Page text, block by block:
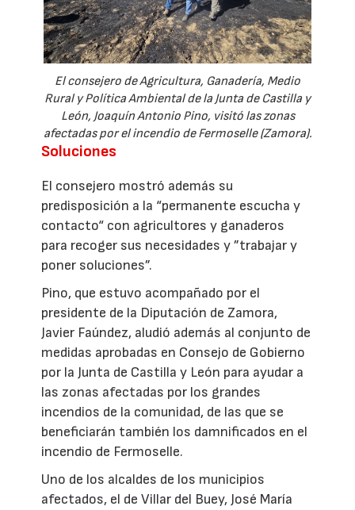
El consejero de Agricultura, Ganadería, Medio
Rural y Política Ambiental de la Junta de Castilla y
León, Joaquín Antonio Pino, visitó las zonas
afectadas por el incendio de Fermoselle (Zamora).
Soluciones
El consejero mostró además su
predisposición a la “permanente escucha y
contacto“ con agricultores y ganaderos
para recoger sus necesidades y ”trabajar y
poner soluciones”.
Pino, que estuvo acompañado por el
presidente de la Diputación de Zamora,
Javier Faúndez, aludió además al conjunto de
medidas aprobadas en Consejo de Gobierno
por la Junta de Castilla y León para ayudar a
las zonas afectadas por los grandes
incendios de la comunidad, de las que se
beneficiarán también los damnificados en el
incendio de Fermoselle.
Uno de los alcaldes de los municipios
afectados, el de Villar del Buey, José María